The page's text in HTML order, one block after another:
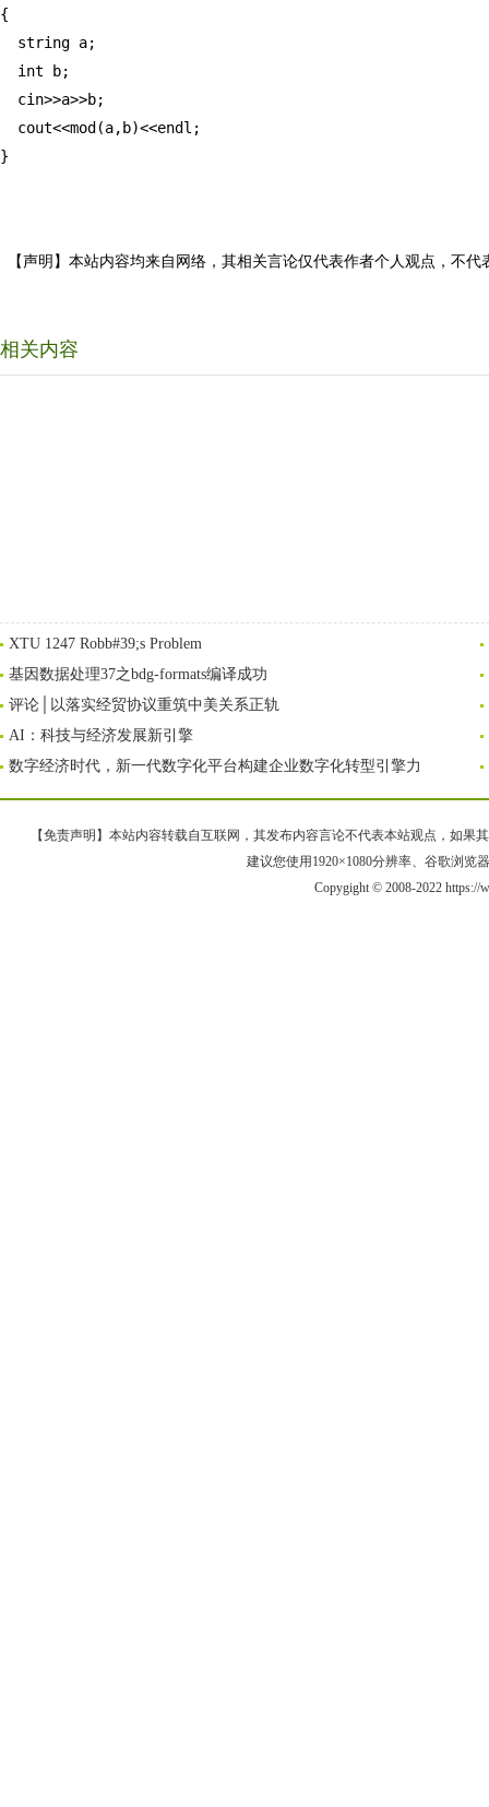
{
  string a;
  int b;
  cin>>a>>b;
  cout<<mod(a,b)<<endl;
【声明】本站内容均来自网络，其相关言论仅代表作者个人观点，不
相关内容
XTU 1247 Robb#39;s Problem
基因数据处理37之bdg-formats编译成功
评论│以落实经贸协议重筑中美关系正轨
AI：科技与经济发展新引擎
数字经济时代，新一代数字化平台构建企业数字化转型引擎力
【免责声明】本站内容转载自互联网，其发布内容言论不代表本站观点，如果
建议您使用1920×1080分辨率、谷歌浏览
Copygight © 2008-2022 https://